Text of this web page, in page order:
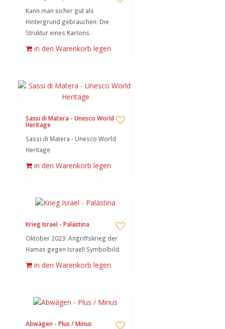
Kann man sicher gut als
Hintergrund gebrauchen: Die
Struktur eines Kartons.
in den Warenkorb legen
Sassi di Matera - Unesco World
Heritage
Sassi di Matera - Unesco World
Heritage
in den Warenkorb legen
Krieg Israel - Palästina
Oktober 2023: Angriffskrieg der
Hamas gegen Israel! Symbolbild.
in den Warenkorb legen
Abwägen - Plus / Minus